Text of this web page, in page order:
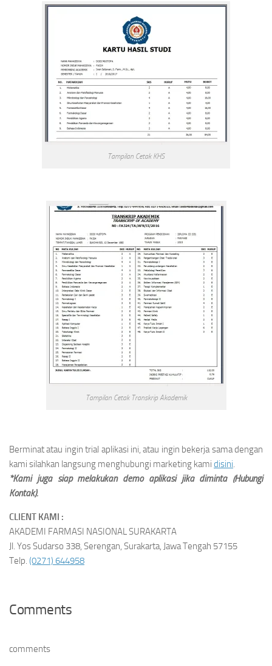
Tampilan Cetak KHS
Tampilan Cetak Transkrip Akademik
Berminat atau ingin trial aplikasi ini, atau ingin bekerja sama dengan
kami silahkan langsung menghubungi marketing kami disini.
*Kami juga siap melakukan demo aplikasi jika diminta (Hubungi
Kontak).
CLIENT KAMI :
AKADEMI FARMASI NASIONAL SURAKARTA
Jl. Yos Sudarso 338, Serengan, Surakarta, Jawa Tengah 57155
Telp. (0271) 644958
Comments
comments